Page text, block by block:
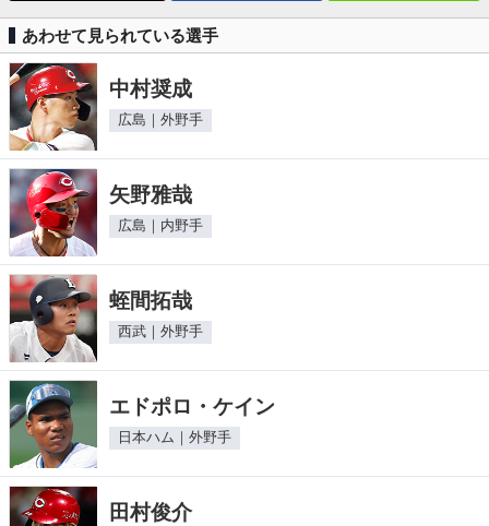
あわせて見られている選手
中村奨成
広島｜外野手
矢野雅哉
広島｜内野手
蛭間拓哉
西武｜外野手
エドポロ・ケイン
日本ハム｜外野手
田村俊介